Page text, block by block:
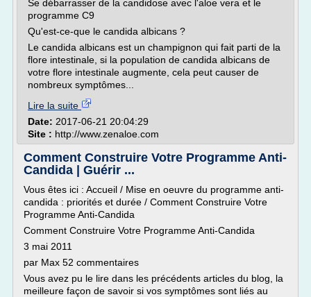
Se débarrasser de la candidose avec l'aloe vera et le
programme C9
Qu'est-ce-que le candida albicans ?
Le candida albicans est un champignon qui fait parti de la
flore intestinale, si la population de candida albicans de
votre flore intestinale augmente, cela peut causer de
nombreux symptômes...
Lire la suite
Date: 2017-06-21 20:04:29
Site : http://www.zenaloe.com
Comment Construire Votre Programme Anti-
Candida | Guérir ...
Vous êtes ici : Accueil / Mise en oeuvre du programme anti-
candida : priorités et durée / Comment Construire Votre
Programme Anti-Candida
Comment Construire Votre Programme Anti-Candida
3 mai 2011
par Max 52 commentaires
Vous avez pu le lire dans les précédents articles du blog, la
meilleure façon de savoir si vos symptômes sont liés au